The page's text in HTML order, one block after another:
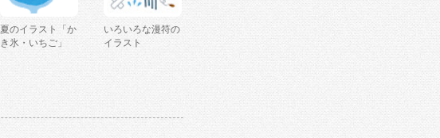
夏のイラスト「か
き氷・いちご」
いろいろな漫符の
イラスト